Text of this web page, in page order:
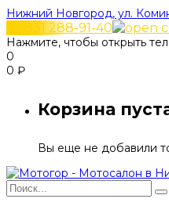
Нижний Новгород, ул.
+7 831 288-91-40
Нажмите, чтобы открыть
0
0 ₽
Корзина
Вы еще не добавили